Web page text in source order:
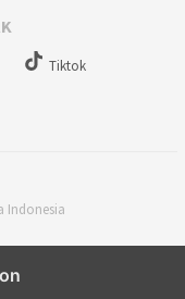
Tiktok
Indonesia